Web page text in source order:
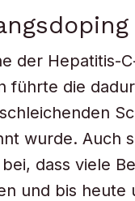
der Hepatitis-
führte die
wurde. Auch
dass viele
und bis heute